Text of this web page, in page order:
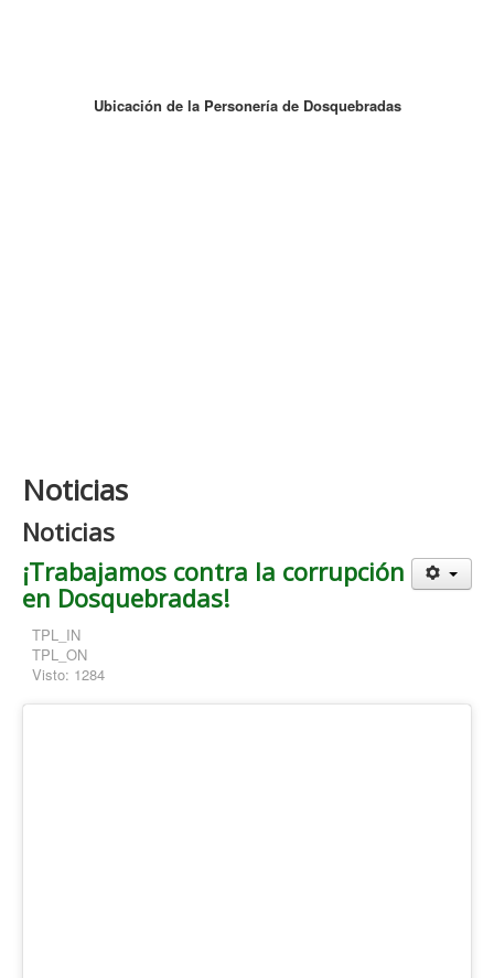
Ubicación de la Personería de Dosquebradas
Noticias
Noticias
¡Trabajamos contra la corrupción
en Dosquebradas!
TPL_IN
TPL_ON
Visto: 1284